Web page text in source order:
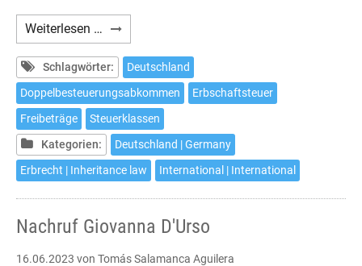
Weiterlesen … Deutsche
Erbschaftsteuer
Schlagwörter:
Deutschland
Doppelbesteuerungsabkommen
Erbschaftsteuer
Freibeträge
Steuerklassen
Kategorien:
Deutschland | Germany
Erbrecht | Inheritance law
International | International
Nachruf Giovanna D'Urso
16.06.2023 von Tomás Salamanca Aguilera